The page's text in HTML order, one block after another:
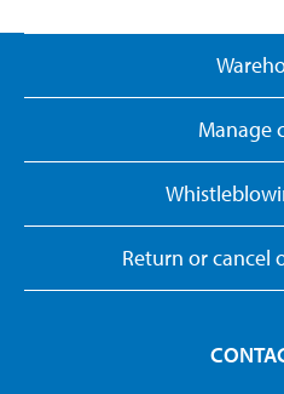
Manage
Return or cancel